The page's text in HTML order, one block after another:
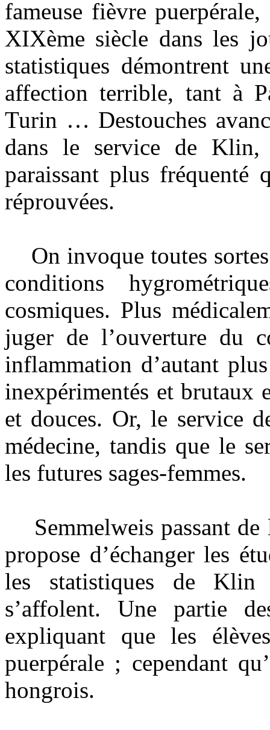
fameuse fièvre
XIXème siècle dans les
statistiques démontrent
affection terrible, tant à
Turin … Destouches
dans le service de Klin,
paraissant plus fréquenté
réprouvées.
On invoque toutes
conditions
cosmiques. Plus
juger de l’ouverture du
inflammation d’autant
inexpérimentés et brutaux
et douces. Or, le service
médecine, tandis que le
les futures sages-femmes.
Semmelweis passant de
propose d’échanger les
les statistiques de Klin
s’affolent. Une partie
expliquant que les
puerpérale ; cependant
hongrois.